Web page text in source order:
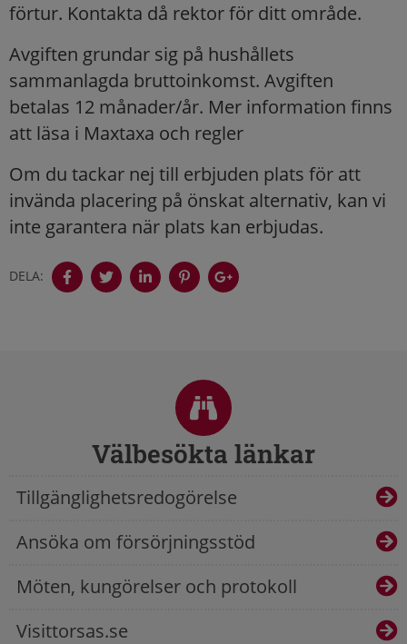
förtur. Kontakta då rektor för ditt område.
Avgiften grundar sig på hushållets
sammanlagda bruttoinkomst. Avgiften
betalas 12 månader/år. Mer information finns
att läsa i Maxtaxa och regler
Om du tackar nej till erbjuden plats för att
invända placering på önskat alternativ, kan vi
inte garantera när plats kan erbjudas.
DELA:
Välbesökta länkar
Tillgänglighetsredogörelse
Ansöka om försörjningsstöd
Möten, kungörelser och protokoll
Visittorsas.se